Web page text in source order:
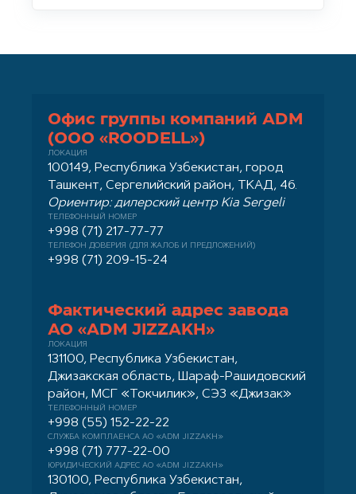
Офис группы компаний ADM
(ООО «ROODELL»)
ЛОКАЦИЯ
100149, Республика Узбекистан, город
Ташкент, Сергелийский район, ТКАД, 46.
Ориентир: дилерский центр Kia Sergeli
ТЕЛЕФОННЫЙ НОМЕР
+998 (71) 217-77-77
ТЕЛЕФОН ДОВЕРИЯ (ДЛЯ ЖАЛОБ И ПРЕДЛОЖЕНИЙ)
+998 (71) 209-15-24
Фактический адрес завода
АО «ADM JIZZAKH»
ЛОКАЦИЯ
131100, Республика Узбекистан,
Джизакская область, Шараф-Рашидовский
район, МСГ «Токчилик», СЭЗ «Джизак»
ТЕЛЕФОННЫЙ НОМЕР
+998 (55) 152-22-22
СЛУЖБА КОМПЛАЕНСА АО «ADM JIZZAKH»
+998 (71) 777-22-00
ЮРИДИЧЕСКИЙ АДРЕС АО «ADM JIZZAKH»
130100, Республика Узбекистан,